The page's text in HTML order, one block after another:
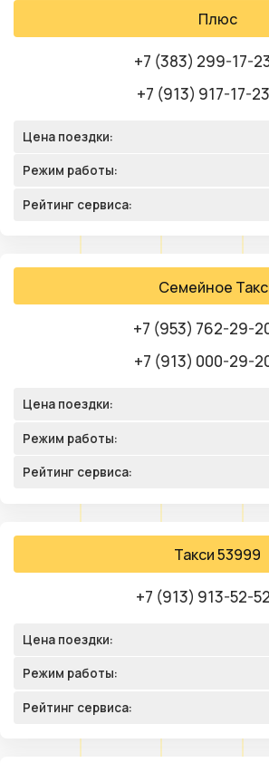
Плюс
+7 (383) 299-17-
+7 (913) 917-17-23
Цена поездки:
Режим работы:
Рейтинг сервиса:
Семейное
+7 (953) 762-29-
+7 (913) 000-29-
Цена поездки:
Режим работы:
Рейтинг сервиса:
Такси 53999
+7 (913) 913-52-52
Цена поездки:
Режим работы:
Рейтинг сервиса: